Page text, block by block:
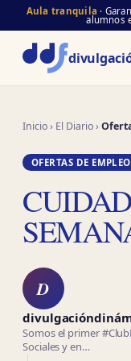
Aula tranquila ·
alumnos
Inicio› El Diario›
OFERTAS DE EMPLEO
D
Somos el primer
Sociales y en…